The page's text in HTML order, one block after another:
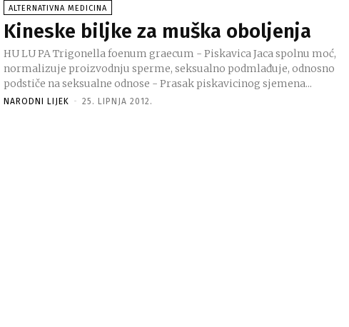
ALTERNATIVNA MEDICINA
Kineske biljke za muška oboljenja
HU LU PA Trigonella foenum graecum - Piskavica Jaca spolnu moć,
normalizuje proizvodnju sperme, seksualno podmlađuje, odnosno
podstiče na seksualne odnose - Prasak piskavicinog sjemena...
NARODNI LIJEK - 25. LIPNJA 2012.